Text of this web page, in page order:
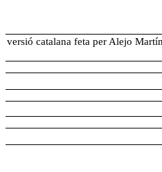
versió catalana feta per Alejo